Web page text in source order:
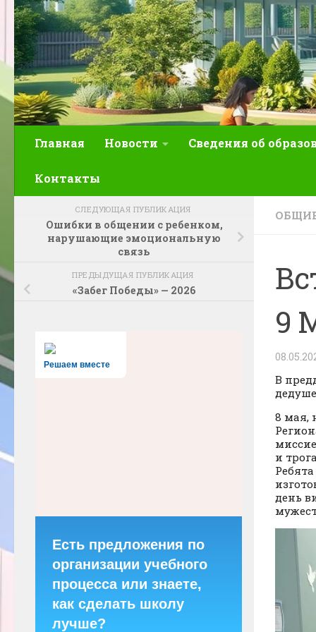
Главная Новости Сведения об
Контакты
9
В
8 мая,
и
день
СЛЕДУЮЩАЯ ПУБЛИКАЦИЯ
Ошибки в общении с ребенком,
нарушающие эмоциональную
связь
ПРЕДЫДУЩАЯ ПУБЛИКАЦИЯ
«Забег Победы» — 2026
Решаем вместе
Есть предложения по
организации учебного
процесса или знаете,
как сделать школу
лучше?